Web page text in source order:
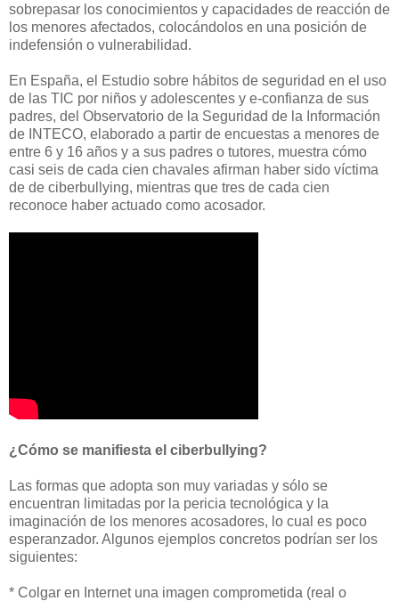
sobrepasar los conocimientos y capacidades de reacción de
los menores afectados, colocándolos en una posición de
indefensión o vulnerabilidad.
En España, el Estudio sobre hábitos de seguridad en el uso
de las TIC por niños y adolescentes y e-confianza de sus
padres, del Observatorio de la Seguridad de la Información
de INTECO, elaborado a partir de encuestas a menores de
entre 6 y 16 años y a sus padres o tutores, muestra cómo
casi seis de cada cien chavales afirman haber sido víctima
de de ciberbullying, mientras que tres de cada cien
reconoce haber actuado como acosador.
¿Cómo se manifiesta el ciberbullying?
Las formas que adopta son muy variadas y sólo se
encuentran limitadas por la pericia tecnológica y la
imaginación de los menores acosadores, lo cual es poco
esperanzador. Algunos ejemplos concretos podrían ser los
siguientes:
* Colgar en Internet una imagen comprometida (real o